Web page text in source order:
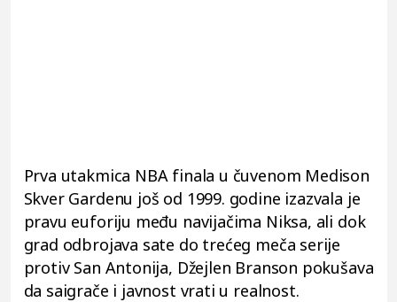
Prva utakmica NBA finala u čuvenom Medison
Skver Gardenu još od 1999. godine izazvala je
pravu euforiju među navijačima Niksa, ali dok
grad odbrojava sate do trećeg meča serije
protiv San Antonija, Džejlen Branson pokušava
da saigrače i javnost vrati u realnost.